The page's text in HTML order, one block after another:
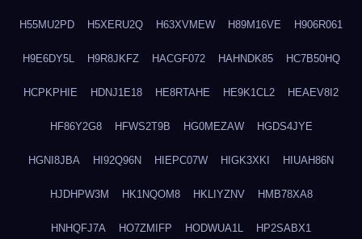
H55MU2PD H5XERU2Q H63XVMEW H89M16VE H906R061
H9E6DY5L H9R8JKFZ HACGF072 HAHNDK85 HC7B50HQ
HCPKPHIE HDNJ1E18 HE8RTAHE HE9K1CL2 HEAEV8I2
HF86Y2G8 HFWS2T9B HG0MEZAW HGDS4JYE
HGNI8JBA HI92Q96N HIEPC07W HIGK3XKI HIUAH86N
HJDHPW3M HK1NQOM8 HKLIYZNV HMB78XA8
HNHQFJ7A HO7ZMIFP HODWUA1L HP2SABX1